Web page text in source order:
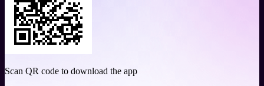
Scan QR code to download the app